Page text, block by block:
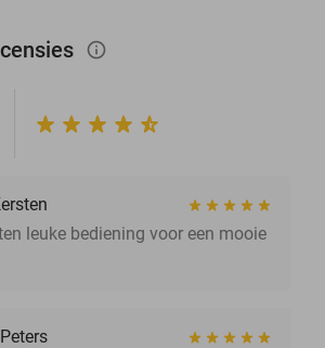
info_outlined
leuke bediening voor een mooie